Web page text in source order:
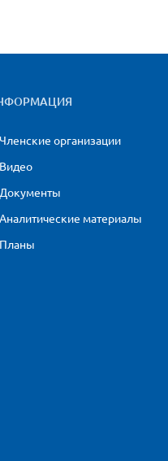
Членские организации
Видео
Документы
Аналитические материалы
Планы